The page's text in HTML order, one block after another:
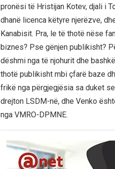
pronësi të Hristijan Kotev, djali i
dhanë licenca këtyre njerëzve,
Kanabisit. Pra, le të thotë nëse
biznes? Pse gënjen publikisht?
dëshmi nga të njohurit dhe
thotë publikisht mbi çfarë baze
frikë nga përgjegjësia sa duket
drejton LSDM-në, dhe Venko
nga VMRO-DPMNE.